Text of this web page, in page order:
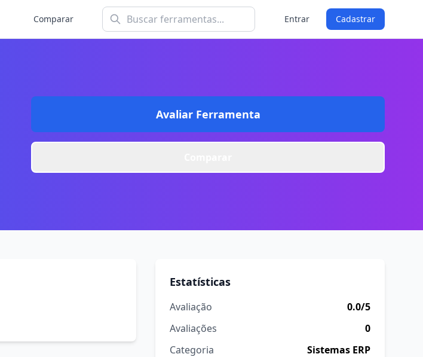
Comparar Entrar Cadastrar
Avaliar Ferramenta
Estatísticas
Avaliação
0.0/5
Avaliações
0
Categoria
Sistemas ERP